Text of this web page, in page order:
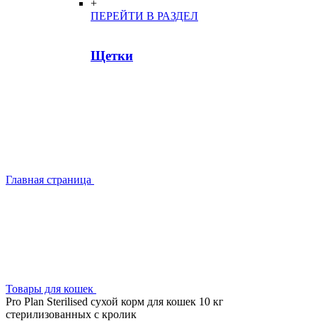
+
ПЕРЕЙТИ В РАЗДЕЛ
Щетки
Главная страница
Товары для кошек
Pro Plan Sterilised сухой корм для кошек 10 кг
стерилизованных с кролик